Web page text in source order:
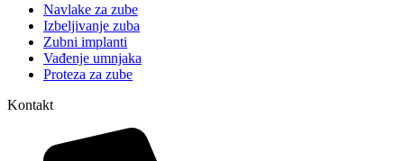
Navlake za zube
Izbeljivanje zuba
Zubni implanti
Vađenje umnjaka
Proteza za zube
Kontakt